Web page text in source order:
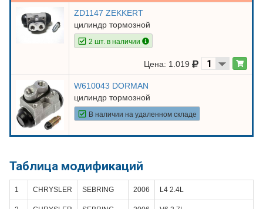
ZD1147 ZEKKERT
цилиндр тормозной
2 шт. в наличии
Цена: 1.019
W610043 DORMAN
цилиндр тормозной
В наличии на удаленном складе
Таблица модификаций
1 CHRYSLER SEBRING 2006 L4 2.4L